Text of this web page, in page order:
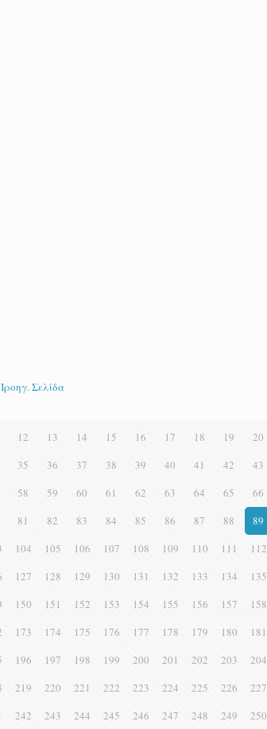
Σελίδα
12 13 14 15 16 17 18 19 20
35 36 37 38 39 40 41 42 43
58 59 60 61 62 63 64 65 66
81 82 83 84 85 86 87 88 89
104 105 106 107 108 109 110 111 112
127 128 129 130 131 132 133 134 135
150 151 152 153 154 155 156 157 158
173 174 175 176 177 178 179 180 181
196 197 198 199 200 201 202 203 204
219 220 221 222 223 224 225 226 227
242 243 244 245 246 247 248 249 250